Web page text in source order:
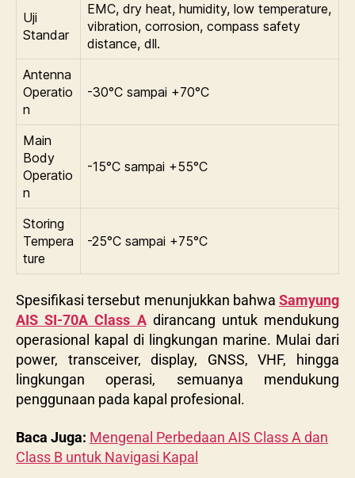
Uji
Standar
EMC, dry heat, humidity, low temperature,
vibration, corrosion, compass safety
distance, dll.
Antenna
Operatio
n
-30°C sampai +70°C
Main
Body
Operatio
n
-15°C sampai +55°C
Storing
Tempera
ture
-25°C sampai +75°C
Spesifikasi tersebut menunjukkan bahwa Samyung
AIS SI-70A Class Adirancang untuk mendukung
operasional kapal di lingkungan marine. Mulai dari
power, transceiver, display, GNSS, VHF, hingga
lingkungan operasi, semuanya mendukung
penggunaan pada kapal profesional.
Baca Juga: Mengenal Perbedaan AIS Class A dan
Class B untuk Navigasi Kapal